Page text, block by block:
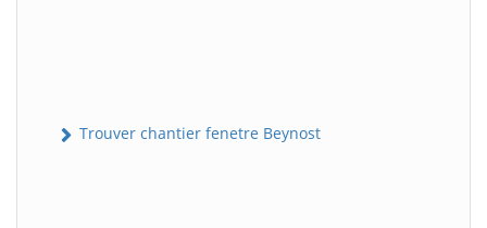
Trouver chantier fenetre Beynost